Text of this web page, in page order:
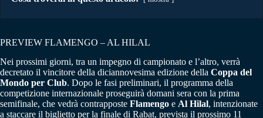
PREVIEW FLAMENGO – AL HILAL
Nei prossimi giorni, tra un impegno di campionato e l’altro, verrà
decretato il vincitore della diciannovesima edizione della Coppa del
Mondo per Club. Dopo le fasi preliminari, il programma della
competizione internazionale proseguirà domani sera con la prima
semifinale, che vedrà contrapposte Flamengo e Al Hilal, intenzionate
a staccare il biglietto per la finale di Rabat, prevista il prossimo 11